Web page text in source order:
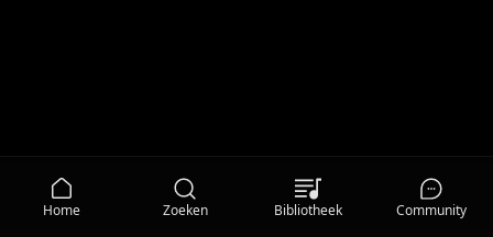
Home Zoeken Bibliotheek Community